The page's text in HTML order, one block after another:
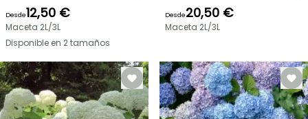
Desde12,50 €
Maceta 2L/3L
Disponible en 2 tamaños
Desde20,50 €
Maceta 2L/3L